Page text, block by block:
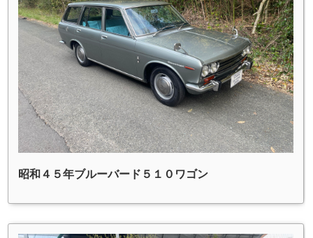
昭和４５年ブルーバード５１０ワゴン